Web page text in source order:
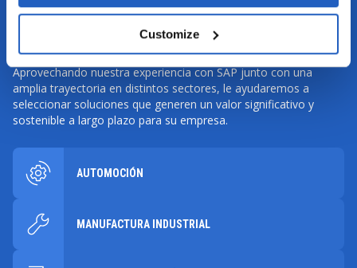
Customize
Industrias a las que prestamos servicio
Aprovechando nuestra experiencia con SAP junto con una
amplia trayectoria en distintos sectores, le ayudaremos a
seleccionar soluciones que generen un valor significativo y
sostenible a largo plazo para su empresa.
AUTOMOCIÓN
MANUFACTURA INDUSTRIAL